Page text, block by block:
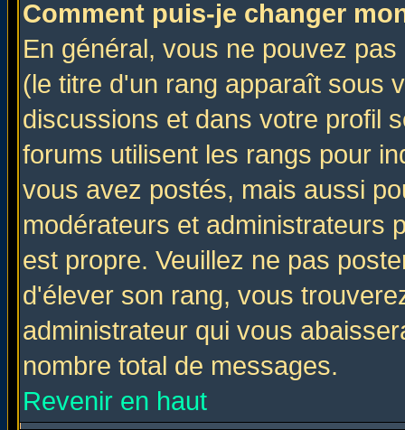
Comment puis-je changer
En général, vous ne pouvez
(le titre d'un rang apparaît sous
discussions et dans votre profil
forums utilisent les rangs pour
vous avez postés, mais aussi
modérateurs et administrateurs
est propre. Veuillez ne pas
d'élever son rang, vous
administrateur qui vous
nombre total de messages.
Revenir en haut